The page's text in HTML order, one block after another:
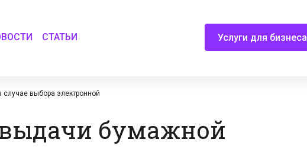
СТАТЬИ Услуги для бизнеса
выбора электронной
бумажной